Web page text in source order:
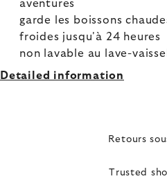
aventures
garde les boissons
froides jusqu'à 24 heures
non lavable au lave-
Detailed information
Retours
Trusted